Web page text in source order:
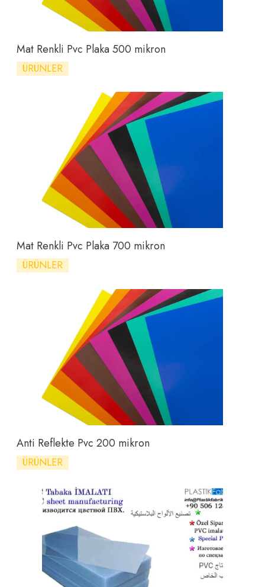
Mat Renkli Pvc Plaka 500 mikron
ÜRÜNLER
Mat Renkli Pvc Plaka 700 mikron
ÜRÜNLER
Anti Reflekte Pvc 200 mikron
ÜRÜNLER